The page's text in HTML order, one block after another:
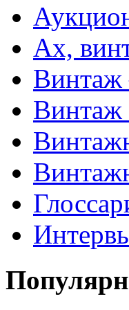
Ах,
Винтаж
Винтаж